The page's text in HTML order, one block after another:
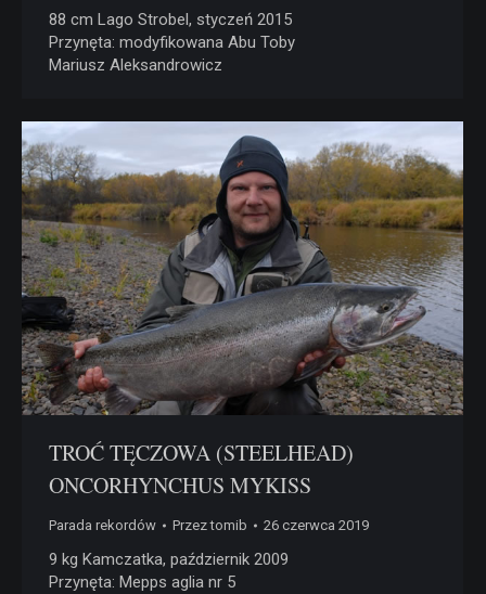
88 cm Lago Strobel, styczeń 2015
Przynęta: modyfikowana Abu Toby
Mariusz Aleksandrowicz
TROĆ TĘCZOWA (STEELHEAD)
ONCORHYNCHUS MYKISS
Parada rekordów Przeztomib 26 czerwca 2019
9 kg Kamczatka, październik 2009
Przynęta: Mepps aglia nr 5